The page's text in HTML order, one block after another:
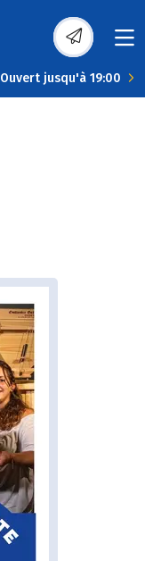
Ouvert jusqu'à 19:00